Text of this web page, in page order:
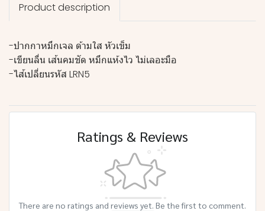
Product description
-ปากกาหมึกเจล ด้ามใส หัวเข็ม
-เขียนลื่น เส้นคมชัด หมึกแห้งไว ไม่เลอะมือ
-ไส้เปลี่ยนรหัส LRN5
Ratings & Reviews
There are no ratings and reviews yet. Be the first to comment.